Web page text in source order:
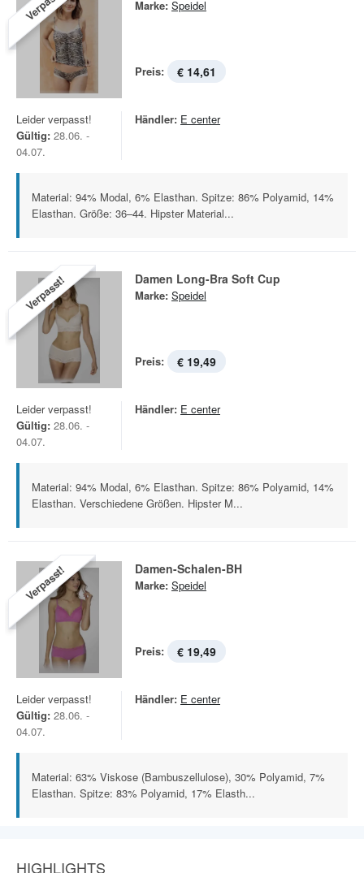
Marke: Speidel
Preis: € 14,61
Leider verpasst!
Gültig: 28.06. -
04.07.
Händler: E center
Material: 94% Modal, 6% Elasthan. Spitze: 86% Polyamid, 14%
Elasthan. Größe: 36–44. Hipster Material...
Verpasst! Damen Long-Bra Soft Cup
Marke: Speidel
Preis: € 19,49
Leider verpasst!
Gültig: 28.06. -
04.07.
Händler: E center
Material: 94% Modal, 6% Elasthan. Spitze: 86% Polyamid, 14%
Elasthan. Verschiedene Größen. Hipster M...
Verpasst! Damen-Schalen-BH
Marke: Speidel
Preis: € 19,49
Leider verpasst!
Gültig: 28.06. -
04.07.
Händler: E center
Material: 63% Viskose (Bambuszellulose), 30% Polyamid, 7%
Elasthan. Spitze: 83% Polyamid, 17% Elasth...
HIGHLIGHTS